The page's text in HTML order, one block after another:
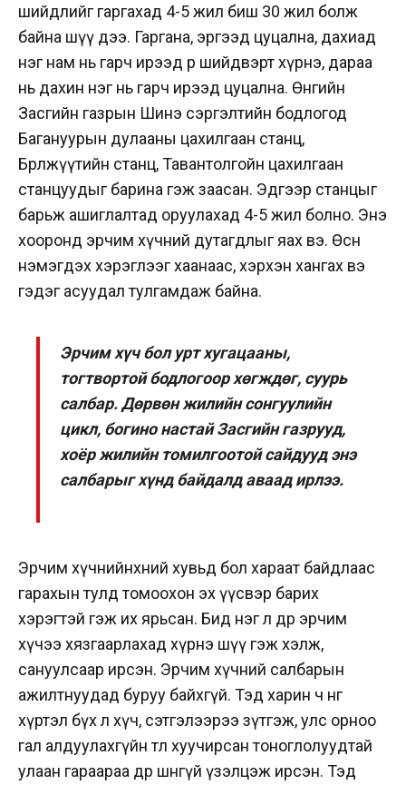
шийдлийг гаргахад 4-5 жил биш 30 жил болж
байна шүү дээ. Гаргана, эргээд цуцална, дахиад
нэг нам нь гарч ирээд өөр шийдвэрт хүрнэ, дараа
нь дахин нэг нь гарч ирээд цуцална. Өнөөгийн
Засгийн газрын Шинэ сэргэлтийн бодлогод
Багануурын дулааны цахилгаан станц,
Бөөрөлжүүтийн станц, Тавантолгойн цахилгаан
станцуудыг барина гэж заасан. Эдгээр станцыг
барьж ашиглалтад оруулахад 4-5 жил болно. Энэ
хооронд эрчим хүчний дутагдлыг яах вэ. Өсөн
нэмэгдэх хэрэглээг хаанаас, хэрхэн хангах вэ
гэдэг асуудал тулгамдаж байна.
Эрчим хүч бол урт хугацааны,
тогтвортой бодлогоор хөгждөг, суурь
салбар. Дөрвөн жилийн сонгуулийн
цикл, богино настай Засгийн газрууд,
хоёр жилийн томилгоотой сайдууд энэ
салбарыг хүнд байдалд аваад ирлээ.
Эрчим хүчнийнхний хувьд бол хараат байдлаас
гарахын тулд томоохон эх үүсвэр барих
хэрэгтэй гэж их ярьсан. Бид нэг л өдөр эрчим
хүчээ хязгаарлахад хүрнэ шүү гэж хэлж,
сануулсаар ирсэн. Эрчим хүчний салбарын
ажилтнуудад буруу байхгүй. Тэд харин ч өнөөг
хүртэл бүх л хүч, сэтгэлээрээ зүтгэж, улс орноо
гал алдуулахгүйн төлөө хуучирсан тоноглолуудтай
улаан гараараа өдөр шөнөгүй үзэлцэж ирсэн. Тэд